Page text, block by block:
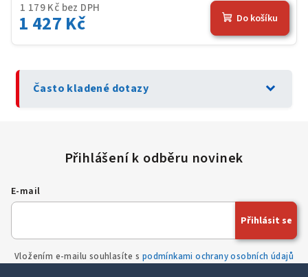
1 179 Kč bez DPH
1 427 Kč Do košíku
Často kladené dotazy expand_more
E-mail
Vložením e-mailu souhlasíte s podmínkami ochrany osobních údajů
Přihlásit se